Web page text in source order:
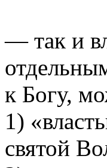
— так и
к Богу,
1)
святой